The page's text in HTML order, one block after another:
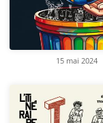
15 mai 2024